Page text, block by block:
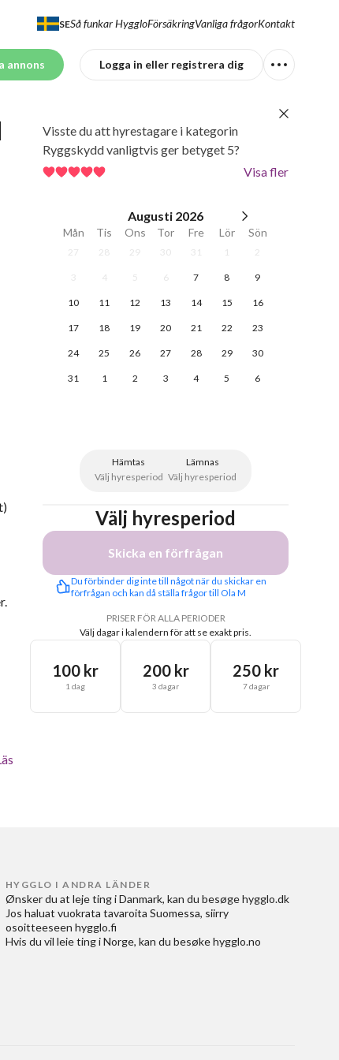
SESå funkar HyggloFörsäkringVanliga frågorKontakt
annons Logga in eller registrera dig
Visste du att hyrestagare i kategorin
Ryggskydd vanligtvis ger betyget 5?
Visa fler
Augusti 2026
Mån Tis Ons Tor Fre Lör Sön
27 28 29 30 31 1 2
3 4 5 6 7 8 9
10 11 12 13 14 15 16
17 18 19 20 21 22 23
24 25 26 27 28 29 30
31 1 2 3 4 5 6
Hämtas
Välj hyresperiod
Lämnas
Välj hyresperiod
Välj hyresperiod
Skicka en förfrågan
Du förbinder dig inte till något när du skickar en
förfrågan och kan då ställa frågor till Ola M
PRISER FÖR ALLA PERIODER
Välj dagar i kalendern för att se exakt pris.
100 kr
1 dag
200 kr
3 dagar
250 kr
7 dagar
HYGGLO I ANDRA LÄNDER
Ønsker du at leje ting i Danmark, kan du besøge hygglo.dk
Jos haluat vuokrata tavaroita Suomessa, siirry
osoitteeseen hygglo.fi
Hvis du vil leie ting i Norge, kan du besøke hygglo.no